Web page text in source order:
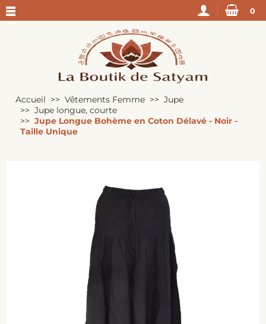
0
Accueil Vêtements Femme
Jupe
Jupe longue, courte
Jupe Longue Bohème en Coton Délavé - Noir -
Taille Unique